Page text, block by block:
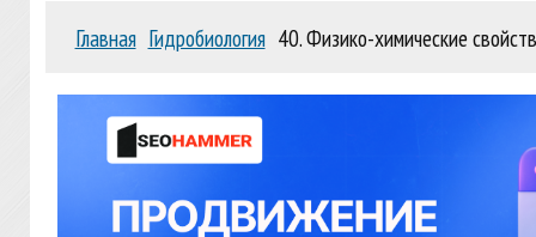
Главная Гидробиология 40. Физико-химические